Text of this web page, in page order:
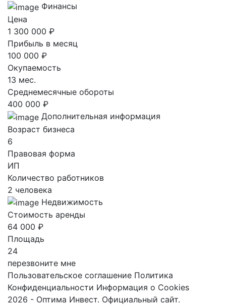
Финансы
Цена
1 300 000 ₽
Прибыль в месяц
100 000 ₽
Окупаемость
13 мес.
Среднемесячные обороты
400 000 ₽
Дополнительная информация
Возраст бизнеса
6
Правовая форма
ИП
Количество работников
2 человека
Недвижимость
Стоимость аренды
64 000 ₽
Площадь
24
перезвоните мне
Пользовательское соглашение Политика
Конфиденциальности Информация о Cookies
2026 - Оптима Инвест. Официальный сайт.